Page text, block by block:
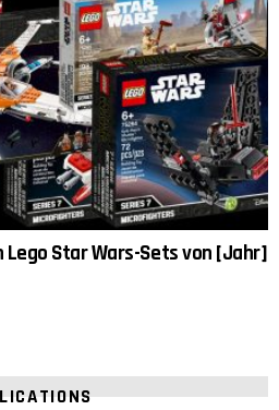
Lego Star Wars-Sets von [Jahr]